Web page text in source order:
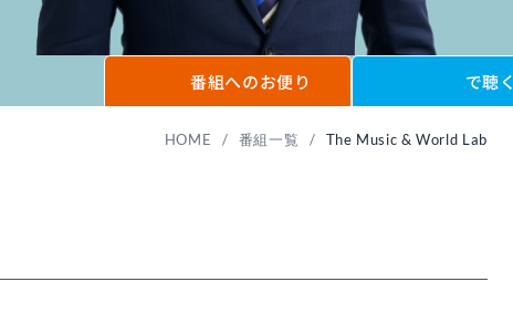
番組へのお便り で聴く
HOME / 番組一覧 / The Music & World Lab